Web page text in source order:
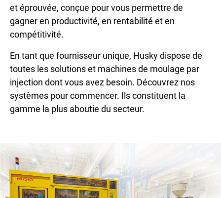
et éprouvée, conçue pour vous permettre de
gagner en productivité, en rentabilité et en
compétitivité.
En tant que fournisseur unique, Husky dispose de
toutes les solutions et machines de moulage par
injection dont vous avez besoin. Découvrez nos
systèmes pour commencer. Ils constituent la
gamme la plus aboutie du secteur.